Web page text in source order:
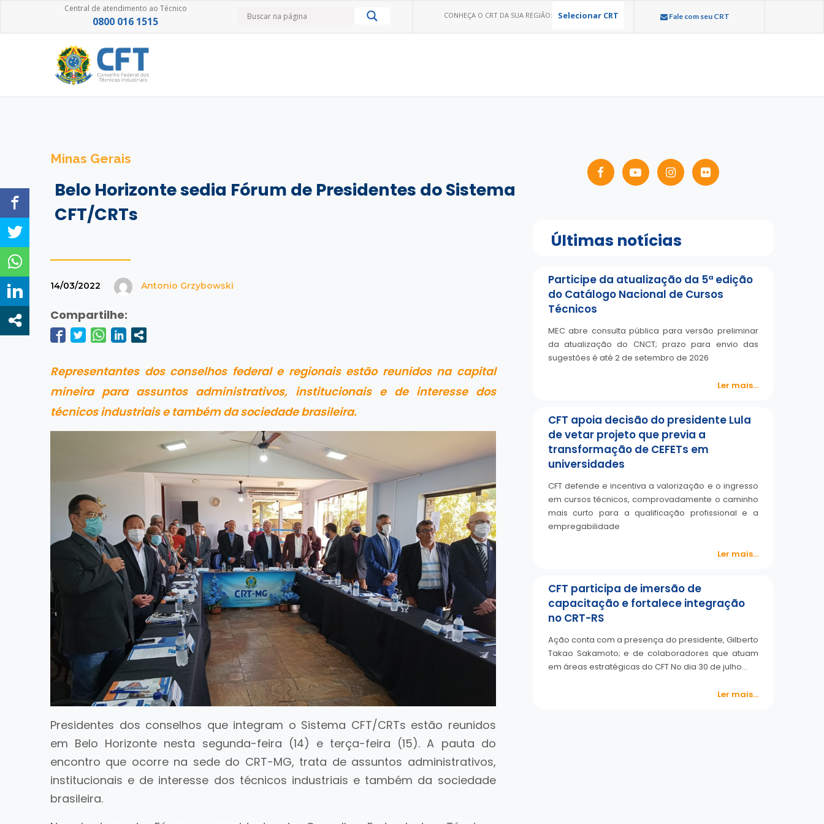
Central de atendimento ao Técnico
0800 016 1515 CONHEÇA O CRT DA SUA REGIÃO: Selecionar CRT Fale com seu CRT
Minas Gerais
Belo Horizonte sedia Fórum de Presidentes do Sistema
CFT/CRTs
14/03/2022 Antonio Grzybowski
Compartilhe:
Representantes dos conselhos federal e regionais estão reunidos na capital
mineira para assuntos administrativos, institucionais e de interesse dos
técnicos industriais e também da sociedade brasileira.
Presidentes dos conselhos que integram o Sistema CFT/CRTs estão reunidos
em Belo Horizonte nesta segunda-feira (14) e terça-feira (15). A pauta do
encontro que ocorre na sede do CRT-MG, trata de assuntos administrativos,
institucionais e de interesse dos técnicos industriais e também da sociedade
brasileira.
Últimas notícias
Participe da atualização da 5ª edição
do Catálogo Nacional de Cursos
Técnicos
MEC abre consulta pública para versão preliminar
da atualização do CNCT; prazo para envio das
sugestões é até 2 de setembro de 2026
Ler mais...
CFT apoia decisão do presidente Lula
de vetar projeto que previa a
transformação de CEFETs em
universidades
CFT defende e incentiva a valorização e o ingresso
em cursos técnicos, comprovadamente o caminho
mais curto para a qualificação profissional e a
empregabilidade
Ler mais...
CFT participa de imersão de
capacitação e fortalece integração
no CRT-RS
Ação conta com a presença do presidente, Gilberto
Takao Sakamoto; e de colaboradores que atuam
em áreas estratégicas do CFT No dia 30 de julho…
Ler mais...